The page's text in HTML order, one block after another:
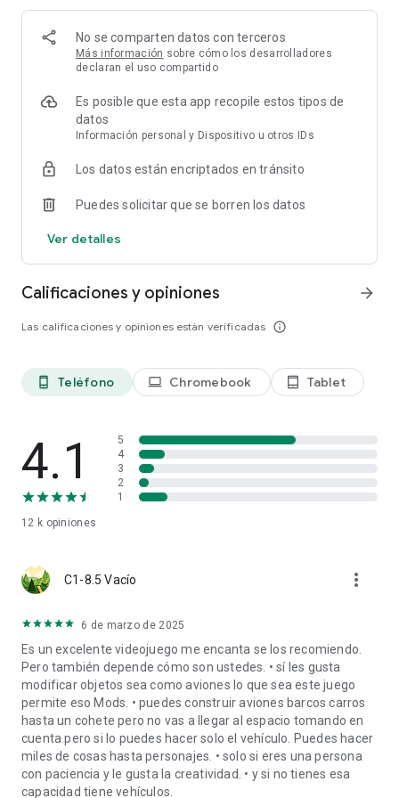
final.
DAÑOS EN TIEMPO REAL
Las piezas pueden romperse de forma espectacular durante
diversión no acaba ahí. Puedes seguir volando incluso sin un
ala si tienes la habilidad.
Pon a prueba tu avión sin restricciones. ¿Tuviste un aterrizaje
cómo el motor se alejaba hacia la puesta de sol, quizás
motor.
Súbete a la cabina de uno de tus aviones personalizados y
mantendrán entretenido durante horas. Aterriza en
y mucho más.
que quede a tu gusto. Comparte tus estilos favoritos con
todos tus amigos.
COMPARTE AVIONES ENTRE PLATAFORMAS
aviones que otros han compartido; Todos están disponibles
fueron creados en otra plataforma.
SimplePlanes es compatible con mandos/joysticks USB y
proporciona mapeo de entrada dentro del juego para cada
superficie de control, así como acelerador, frenos, tren de
aterrizaje, pausa, cámaras, etc.
EDUCATIVO
Los tutoriales ayudarán a los jugadores a aprender los
fundamentos del diseño de aviones reales y las
consideraciones a tener en cuenta al crearlos.
No se comparten datos con terceros
Más información sobre cómo los desarrolladores
declaran el uso compartido
Es posible que esta app recopile estos tipos de
datos
Información personal y Dispositivo u otros IDs
Los datos están encriptados en tránsito
Puedes solicitar que se borren los datos
Ver detalles
Calificaciones y opiniones
Las calificaciones y opiniones están verificadas info_outline
arrow_forward
phone_android Teléfono laptop Chromebook tablet_android Tablet
4.1
12 k opiniones
5
4
3
2
1
C1-8.5 Vacío more_vert
6 de marzo de 2025
Es un excelente videojuego me encanta se los recomiendo.
Pero también depende cómo son ustedes. • sí les gusta
modificar objetos sea como aviones lo que sea este juego
permite eso Mods. • puedes construir aviones barcos carros
hasta un cohete pero no vas a llegar al espacio tomando en
cuenta pero si lo puedes hacer solo el vehículo. Puedes hacer
miles de cosas hasta personajes. • solo si eres una persona
con paciencia y le gusta la creatividad. • y si no tienes esa
capacidad tiene vehículos.